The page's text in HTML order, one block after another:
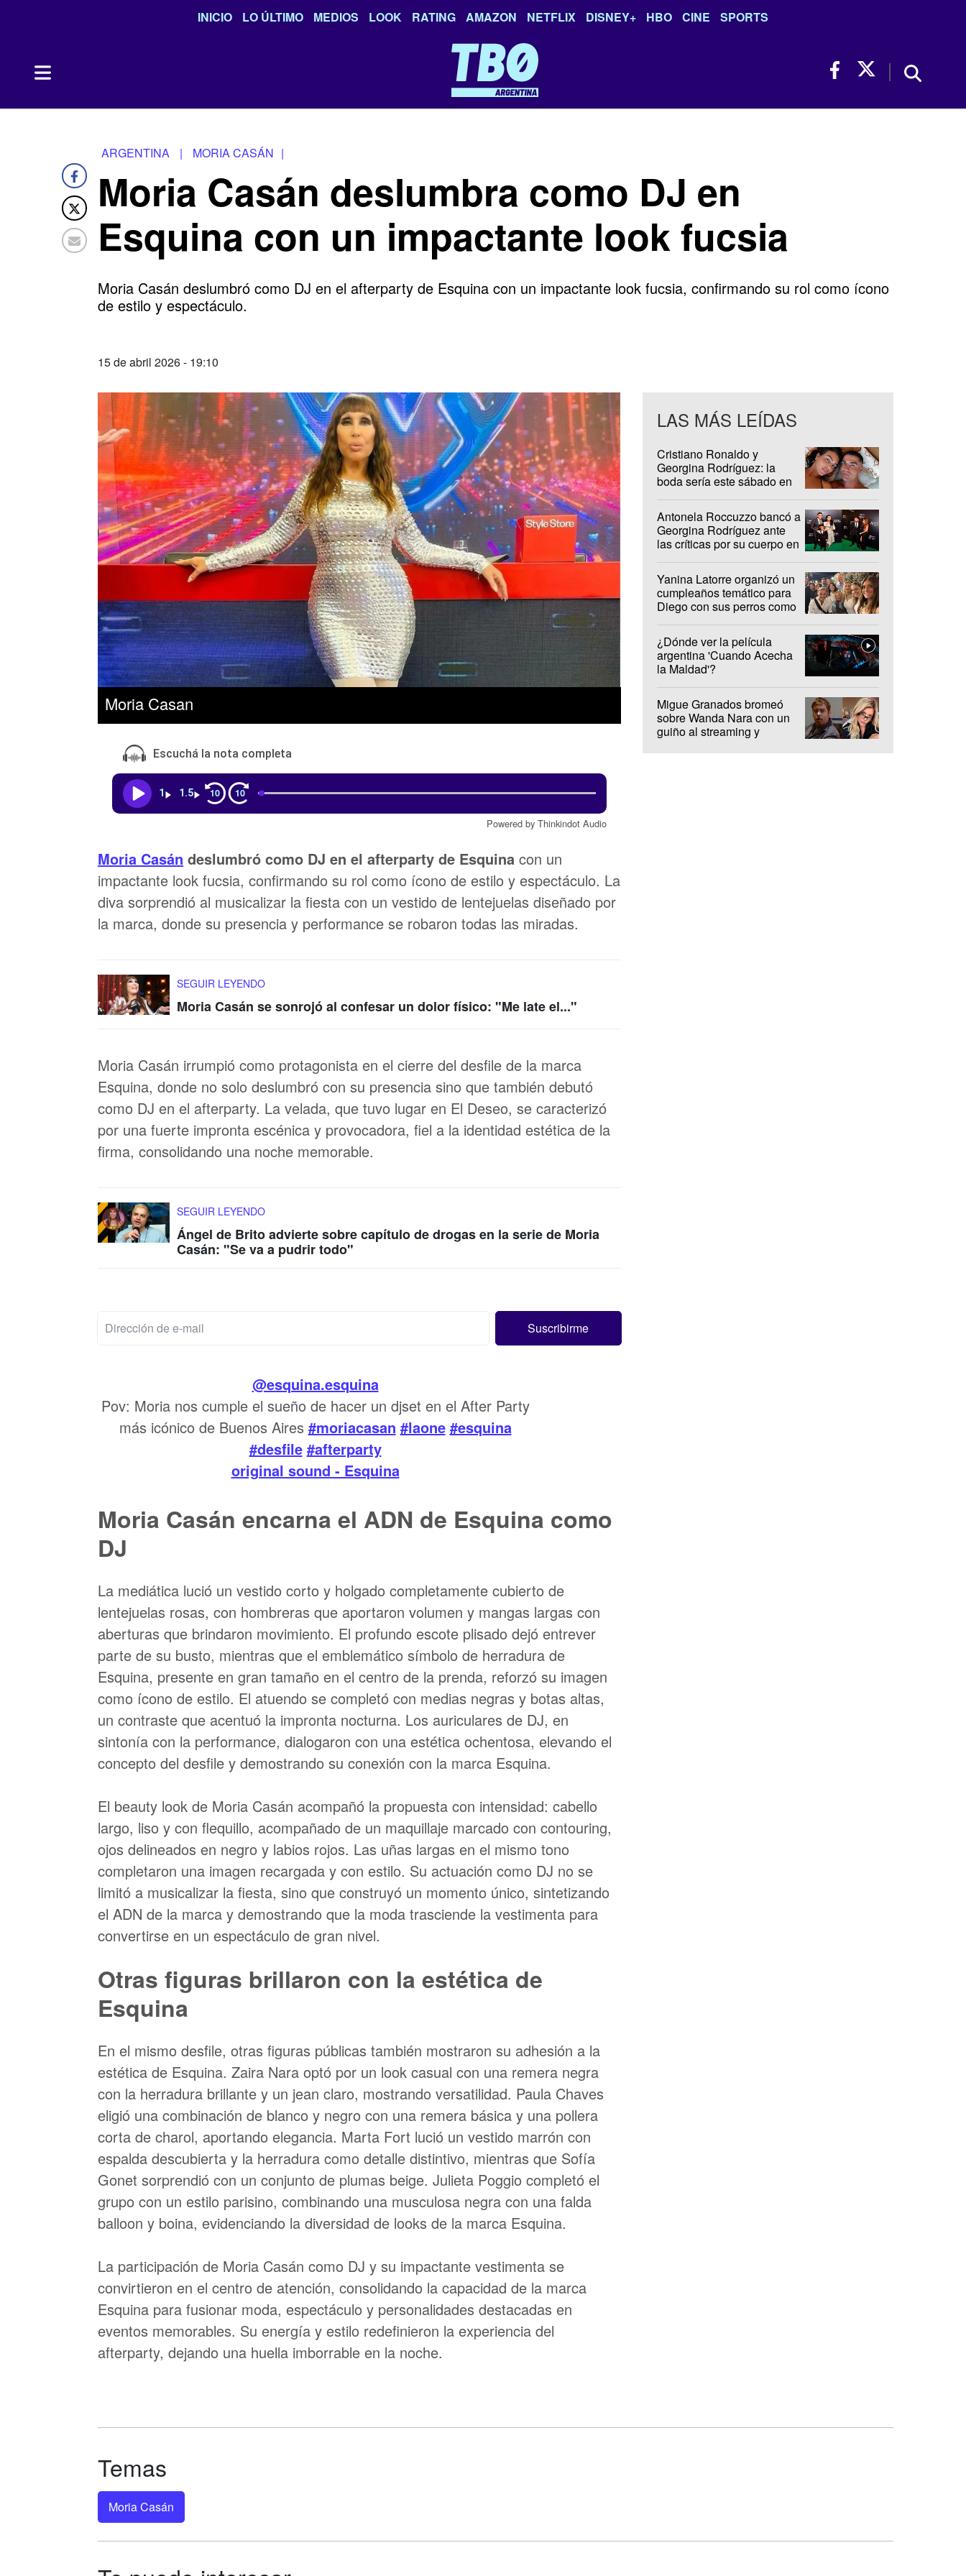
INICIO LO ÚLTIMO MEDIOS LOOK RATING AMAZON NETFLIX DISNEY+ HBO CINE SPORTS
ARGENTINA | MORIA CASÁN |
Moria Casán deslumbra como DJ en
Esquina con un impactante look fucsia
Moria Casán deslumbró como DJ en el afterparty de Esquina con un impactante look fucsia, confirmando su rol como ícono
de estilo y espectáculo.
15 de abril 2026 - 19:10
Moria Casan
Escuchá la nota completa
1 1.5 10 10
Powered by Thinkindot Audio
Moria Casán deslumbró como DJ en el afterparty de Esquina con un
impactante look fucsia, confirmando su rol como ícono de estilo y espectáculo. La
diva sorprendió al musicalizar la fiesta con un vestido de lentejuelas diseñado por
la marca, donde su presencia y performance se robaron todas las miradas.
SEGUIR LEYENDO
Moria Casán se sonrojó al confesar un dolor físico: "Me late el..."
Moria Casán irrumpió como protagonista en el cierre del desfile de la marca
Esquina, donde no solo deslumbró con su presencia sino que también debutó
como DJ en el afterparty. La velada, que tuvo lugar en El Deseo, se caracterizó
por una fuerte impronta escénica y provocadora, fiel a la identidad estética de la
firma, consolidando una noche memorable.
SEGUIR LEYENDO
Ángel de Brito advierte sobre capítulo de drogas en la serie de Moria
Casán: "Se va a pudrir todo"
@esquina.esquina
Pov: Moria nos cumple el sueño de hacer un djset en el After Party
más icónico de Buenos Aires #moriacasan #laone #esquina
#desfile #afterparty
original sound - Esquina
Moria Casán encarna el ADN de Esquina como
DJ
La mediática lució un vestido corto y holgado completamente cubierto de
lentejuelas rosas, con hombreras que aportaron volumen y mangas largas con
aberturas que brindaron movimiento. El profundo escote plisado dejó entrever
parte de su busto, mientras que el emblemático símbolo de herradura de
Esquina, presente en gran tamaño en el centro de la prenda, reforzó su imagen
como ícono de estilo. El atuendo se completó con medias negras y botas altas,
un contraste que acentuó la impronta nocturna. Los auriculares de DJ, en
sintonía con la performance, dialogaron con una estética ochentosa, elevando el
concepto del desfile y demostrando su conexión con la marca Esquina.
El beauty look de Moria Casán acompañó la propuesta con intensidad: cabello
largo, liso y con flequillo, acompañado de un maquillaje marcado con contouring,
ojos delineados en negro y labios rojos. Las uñas largas en el mismo tono
completaron una imagen recargada y con estilo. Su actuación como DJ no se
limitó a musicalizar la fiesta, sino que construyó un momento único, sintetizando
el ADN de la marca y demostrando que la moda trasciende la vestimenta para
convertirse en un espectáculo de gran nivel.
Otras figuras brillaron con la estética de
Esquina
En el mismo desfile, otras figuras públicas también mostraron su adhesión a la
estética de Esquina. Zaira Nara optó por un look casual con una remera negra
con la herradura brillante y un jean claro, mostrando versatilidad. Paula Chaves
eligió una combinación de blanco y negro con una remera básica y una pollera
corta de charol, aportando elegancia. Marta Fort lució un vestido marrón con
espalda descubierta y la herradura como detalle distintivo, mientras que Sofía
Gonet sorprendió con un conjunto de plumas beige. Julieta Poggio completó el
grupo con un estilo parisino, combinando una musculosa negra con una falda
balloon y boina, evidenciando la diversidad de looks de la marca Esquina.
La participación de Moria Casán como DJ y su impactante vestimenta se
convirtieron en el centro de atención, consolidando la capacidad de la marca
Esquina para fusionar moda, espectáculo y personalidades destacadas en
eventos memorables. Su energía y estilo redefinieron la experiencia del
afterparty, dejando una huella imborrable en la noche.
LAS MÁS LEÍDAS
Cristiano Ronaldo y
Georgina Rodríguez: la
boda sería este sábado en
Antonela Roccuzzo bancó a
Georgina Rodríguez ante
las críticas por su cuerpo en
Yanina Latorre organizó un
cumpleaños temático para
Diego con sus perros como
¿Dónde ver la película
argentina 'Cuando Acecha
la Maldad'?
Migue Granados bromeó
sobre Wanda Nara con un
guiño al streaming y
Temas
Moria Casán